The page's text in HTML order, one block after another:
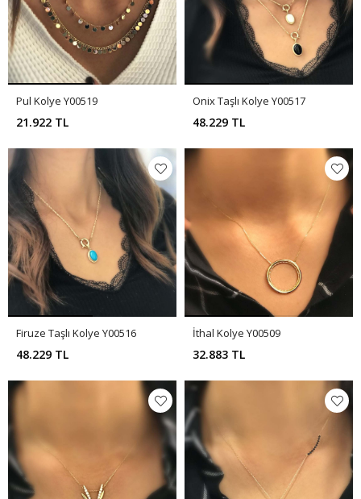
Pul Kolye Y00519
21.922 TL
Onix Taşlı Kolye Y00517
48.229 TL
Firuze Taşlı Kolye Y00516
48.229 TL
İthal Kolye Y00509
32.883 TL